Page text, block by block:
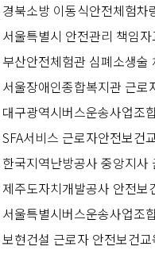
경북소방 이동식안전체험차
서울특별시 안전관리 책임
부산안전체험관 심폐소생술
서울장애인종합복지관 근로
대구광역시버스운송사업조
SFA서비스 근로자안전보건
한국지역난방공사 중앙지사
제주도자치개발공사 안전보
서울특별시버스운송사업조
보현건설 근로자 안전보건교